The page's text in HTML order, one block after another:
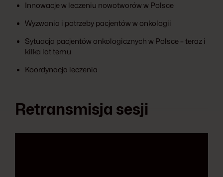
Innowacje w leczeniu nowotworów w Polsce
Wyzwania i potrzeby pacjentów w onkologii
Sytuacja pacjentów onkologicznych w Polsce – teraz i
kilka lat temu
Koordynacja leczenia
Retransmisja sesji